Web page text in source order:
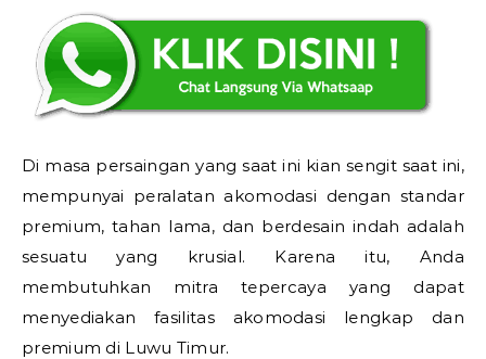
Di masa persaingan yang saat ini kian sengit saat ini,
mempunyai peralatan akomodasi dengan standar
premium, tahan lama, dan berdesain indah adalah
sesuatu yang krusial. Karena itu, Anda
membutuhkan mitra tepercaya yang dapat
menyediakan fasilitas akomodasi lengkap dan
premium di Luwu Timur.